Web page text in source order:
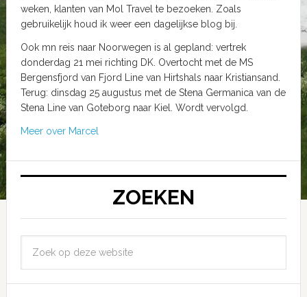
weken, klanten van Mol Travel te bezoeken. Zoals
gebruikelijk houd ik weer een dagelijkse blog bij.
Ook mn reis naar Noorwegen is al gepland: vertrek
donderdag 21 mei richting DK. Overtocht met de MS
Bergensfjord van Fjord Line van Hirtshals naar Kristiansand.
Terug: dinsdag 25 augustus met de Stena Germanica van de
Stena Line van Goteborg naar Kiel. Wordt vervolgd.
Meer over Marcel
ZOEKEN